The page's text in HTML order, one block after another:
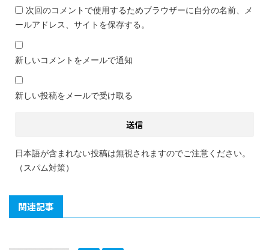
次回のコメントで使用するためブラウザーに自分の名前、メ
ールアドレス、サイトを保存する。
新しいコメントをメールで通知
新しい投稿をメールで受け取る
日本語が含まれない投稿は無視されますのでご注意ください。
（スパム対策）
関連記事